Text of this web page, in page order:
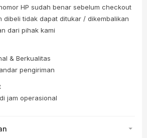
HP sudah benar sebelum checkout
dibeli tidak dapat ditukar / dikembalikan
dari pihak kami
& Berkualitas
pengiriman
jam operasional